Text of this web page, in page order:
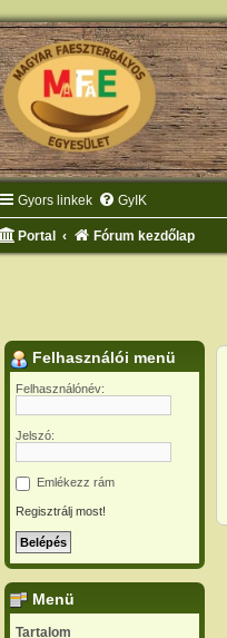
Gyors linkek GyIK
Portal Fórum kezdőlap
Felhasználói menü
Felhasználónév:
Jelszó:
Emlékezz rám
Regisztrálj most!
Menü
Tartalom